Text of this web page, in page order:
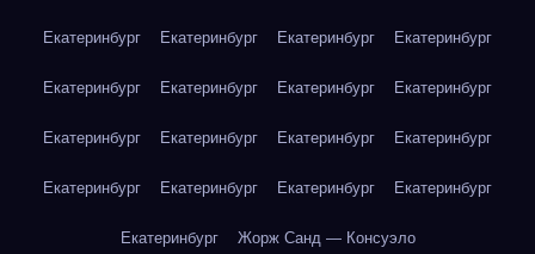
Екатеринбург Екатеринбург Екатеринбург Екатеринбург
Екатеринбург Екатеринбург Екатеринбург Екатеринбург
Екатеринбург Екатеринбург Екатеринбург Екатеринбург
Екатеринбург Екатеринбург Екатеринбург Екатеринбург
Екатеринбург Жорж Санд — Консуэло